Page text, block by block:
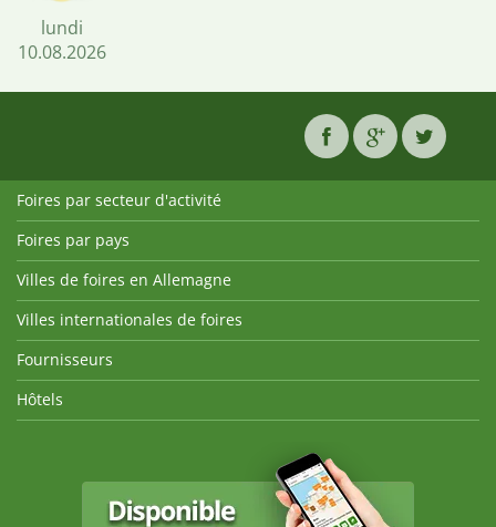
lundi
10.08.2026
Foires par secteur d'activité
Foires par pays
Villes de foires en Allemagne
Villes internationales de foires
Fournisseurs
Hôtels